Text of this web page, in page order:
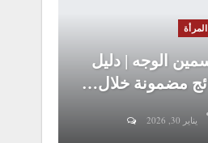
المرأة
الوجه | دليل
يناير 30, 2026